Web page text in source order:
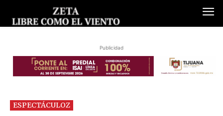
Publicidad
ESPECTÁCULOZ